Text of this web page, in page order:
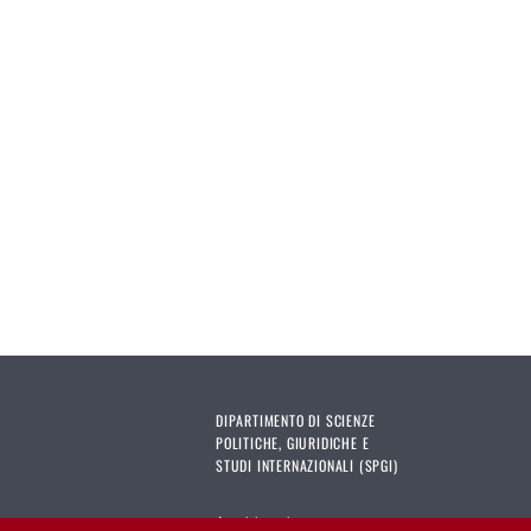
DIPARTIMENTO DI SCIENZE
POLITICHE, GIURIDICHE E
STUDI INTERNAZIONALI (SPGI)
Amministrazione trasparente